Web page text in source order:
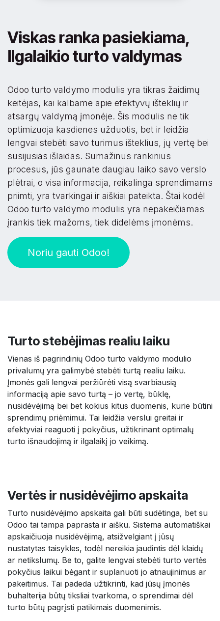
Viskas ranka pasiekiama,
Ilgalaikio turto valdymas
Odoo turto valdymo modulis yra tikras žaidimų
keitėjas, kai kalbame apie efektyvų išteklių ir
atsargų valdymą įmonėje. Šis modulis ne tik
optimizuoja kasdienes užduotis, bet ir leidžia
lengvai stebėti savo turimus išteklius, jų vertę bei
susijusias išlaidas. Sumažinus rankinius
procesus, jūs gaunate daugiau laiko savo verslo
plėtrai, o visa informacija, reikalinga sprendimams
priimti, yra tvarkingai ir aiškiai pateikta. Štai kodėl
Odoo turto valdymo modulis yra nepakeičiamas
įrankis tiek mažoms, tiek didelėms įmonėms.
Noriu gauti Odoo!​​​​
Turto stebėjimas realiu laiku
Vienas iš pagrindinių Odoo turto valdymo modulio
privalumų yra galimybė stebėti turtą realiu laiku.
Įmonės gali lengvai peržiūrėti visą svarbiausią
informaciją apie savo turtą – jo vertę, būklę,
nusidėvėjimą bei bet kokius kitus duomenis, kurie būtini
sprendimų priėmimui. Tai leidžia verslui greitai ir
efektyviai reaguoti į pokyčius, užtikrinant optimalų
turto išnaudojimą ir ilgalaikį jo veikimą.
Vertės ir nusidėvėjimo apskaita
Turto nusidėvėjimo apskaita gali būti sudėtinga, bet su
Odoo tai tampa paprasta ir aišku. Sistema automatiškai
apskaičiuoja nusidėvėjimą, atsižvelgiant į jūsų
nustatytas taisykles, todėl nereikia jaudintis dėl klaidų
ar netikslumų. Be to, galite lengvai stebėti turto vertės
pokyčius laikui bėgant ir suplanuoti jo atnaujinimus ar
pakeitimus. Tai padeda užtikrinti, kad jūsų įmonės
buhalterija būtų tiksliai tvarkoma, o sprendimai dėl
turto būtų pagrįsti patikimais duomenimis.